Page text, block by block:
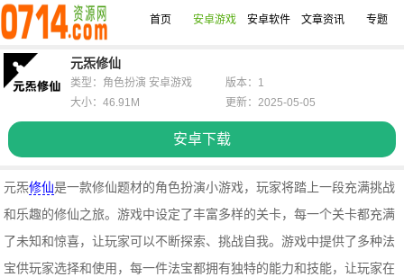
首页 安卓游戏 安卓软件 文章资讯 专题
元炁修仙
安卓下载
类型：角色扮演 安卓游戏
版本：1
大小：46.91M
更新：2025-05-05
元炁修仙是一款修仙题材的角色扮演小游戏，玩家将踏上一段充满挑战
和乐趣的修仙之旅。游戏中设定了丰富多样的关卡，每一个关卡都充满
了未知和惊喜，让玩家可以不断探索、挑战自我。游戏中提供了多种法
宝供玩家选择和使用，每一件法宝都拥有独特的能力和技能，让玩家在